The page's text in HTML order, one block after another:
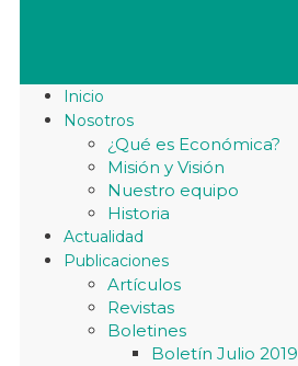
Inicio
Nosotros
¿Qué es Económica?
Misión y Visión
Nuestro equipo
Historia
Actualidad
Publicaciones
Artículos
Revistas
Boletines
Boletín Julio 2019